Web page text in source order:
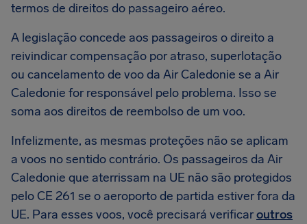
termos de direitos do passageiro aéreo.
A legislação concede aos passageiros o direito a
reivindicar compensação por atraso, superlotação
ou cancelamento de voo da Air Caledonie se a Air
Caledonie for responsável pelo problema. Isso se
soma aos direitos de reembolso de um voo.
Infelizmente, as mesmas proteções não se aplicam
a voos no sentido contrário. Os passageiros da Air
Caledonie que aterrissam na UE não são protegidos
pelo CE 261 se o aeroporto de partida estiver fora da
UE. Para esses voos, você precisará verificaroutros